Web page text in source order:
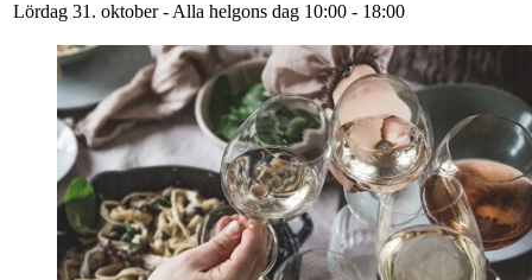
Lördag 31. oktober - Alla helgons dag 10:00 - 18:00